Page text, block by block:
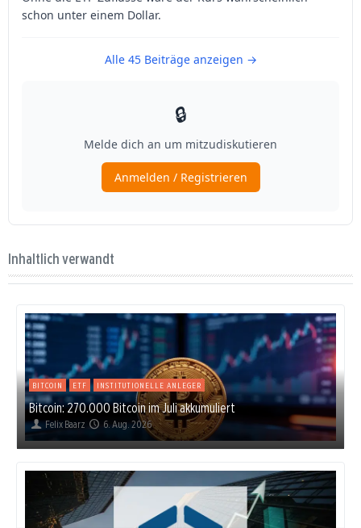
Inhaltlich verwandt
BITCOIN ETF INSTITUTIONELLE ANLEGER
Bitcoin: 270.000 Bitcoin im Juli akkumuliert
Felix Baarz 6. Aug. 2026